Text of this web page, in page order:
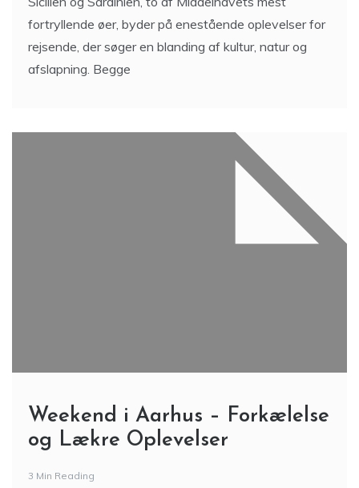
fortryllende øer, byder på enestående oplevelser for
rejsende, der søger en blanding af kultur, natur og
afslapning. Begge
Weekend i Aarhus – Forkælelse
og Lækre Oplevelser
3 Min Reading